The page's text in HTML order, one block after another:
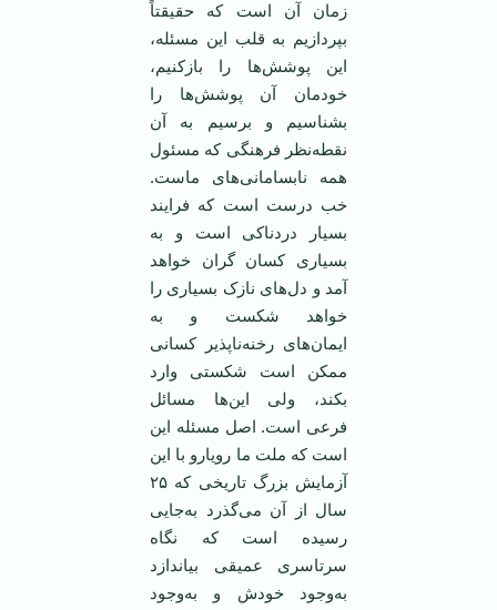
زمان آن است که حقیقتاً
بپردازیم به قلب این مسئله،
این پوشش‌ها را بازکنیم،
خودمان آن پوشش‌ها را
بشناسیم و برسیم به آن
نقطه‌نظر فرهنگی که مسئول
همه نابسامانی‌های ماست.
خب درست است که فرایند
بسیار دردناکی است و به
بسیاری کسان گران خواهد
آمد و دل‌های نازک بسیاری را
خواهد شکست و به
ایمان‌های رخنه‌ناپذیر کسانی
ممکن است شکستی وارد
بکند، ولی این‌ها مسائل
فرعی است. اصل مسئله این
است که ملت ما رویارو با این
آزمایش بزرگ تاریخی که ۲۵
سال از آن می‌گذرد به‌جایی
رسیده است که نگاه
سرتاسری عمیقی بیاندازد
به‌وجود خودش و به‌وجود